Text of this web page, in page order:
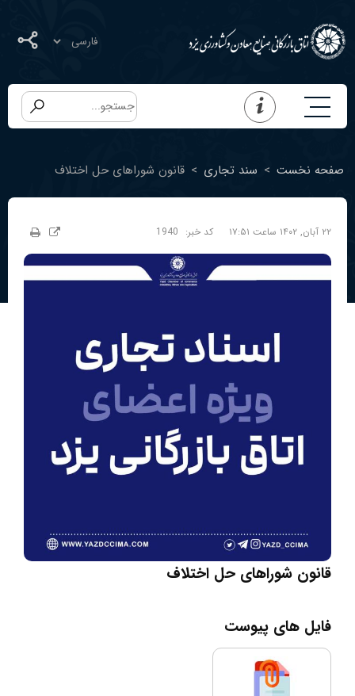
صفحه نخست > سند تجاری > قانون شوراهای حل اختلاف
۲۲ آبان, ۱۴۰۲ ساعت ۱۷:۵۱ کد خبر:
قانون شوراهای حل اختلاف
فایل های پیوست